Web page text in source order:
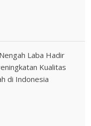
Laba Hadir
Kualitas
di Indonesia